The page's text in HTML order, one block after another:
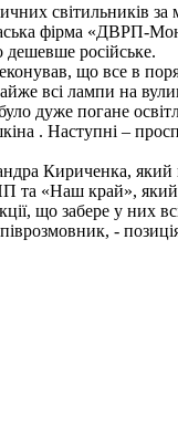
світильників
фірма «ДВРП-
дешевше російське.
що все в
всі лампи на
дуже погане
. Наступні –
Кириченка, який
та «Наш край»,
що забере у них
-